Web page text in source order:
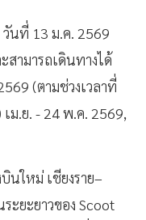
วันที่ 13 ม.ค. 2569
สามารถเดินทางได้
(ตามช่วงเวลาที่
ม.ย. - 24 พ.ค. 2569,
นใหม่ เชียงราย–
ะยะยาวของ Scoot